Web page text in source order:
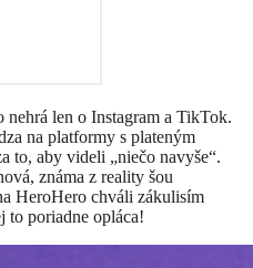
nehrá len o Instagram a TikTok.
na platformy s plateným
to, aby videli „niečo navyše“.
známa z reality šou
HeroHero chváli zákulisím
to poriadne opláca!